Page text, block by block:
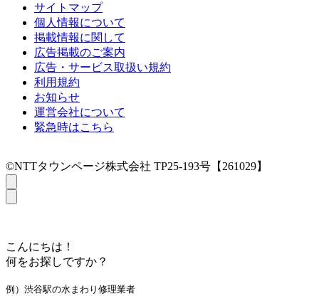
サイトマップ
個人情報について
掲載情報に関して
広告掲載のご案内
広告・サービス取扱い規約
利用規約
お知らせ
運営会社について
緊急時はこちら
©NTTタウンページ株式会社 TP25-193号【261029】
こんにちは！
何をお探しですか？
例）渋谷駅の水まわり修理業者